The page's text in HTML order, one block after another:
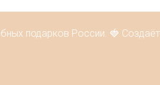
подарков России. 🍓